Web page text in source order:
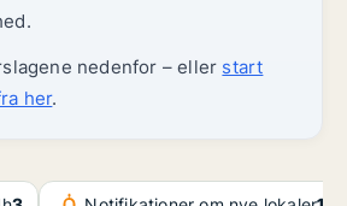
nedenfor – eller start
her.